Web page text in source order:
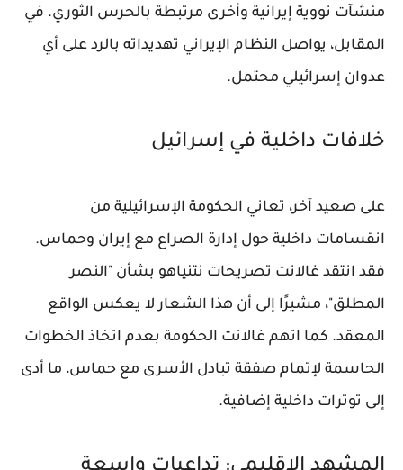
منشآت نووية إيرانية وأخرى مرتبطة بالحرس الثوري. في
المقابل، يواصل النظام الإيراني تهديداته بالرد على أي
عدوان إسرائيلي محتمل.
خلافات داخلية في إسرائيل
على صعيد آخر، تعاني الحكومة الإسرائيلية من
انقسامات داخلية حول إدارة الصراع مع إيران وحماس.
فقد انتقد غالانت تصريحات نتنياهو بشأن "النصر
المطلق"، مشيرًا إلى أن هذا الشعار لا يعكس الواقع
المعقد. كما اتهم غالانت الحكومة بعدم اتخاذ الخطوات
الحاسمة لإتمام صفقة تبادل الأسرى مع حماس، ما أدى
إلى توترات داخلية إضافية.